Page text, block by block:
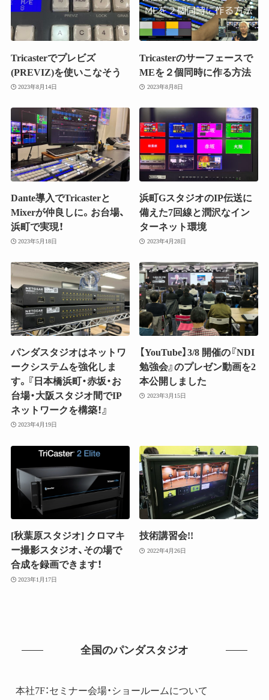
Tricasterでプレビズ
(PREVIZ)を使いこなそう
2023年8月14日
Tricasterのサーフェースで
MEを２個同時に作る方法
2023年8月8日
Dante導入でTricasterと
Mixerが仲良しに。お台場、
浜町で実現！
2023年5月18日
浜町GスタジオのIP伝送に
備えた7回線と潤沢なイン
ターネット環境
2023年4月28日
パンダスタジオはネットワ
ークシステムを強化しま
す。『日本橋浜町・赤坂・お
台場・大阪スタジオ間でIP
ネットワークを構築！』
2023年4月19日
【YouTube】3/8 開催の『NDI
勉強会』のプレゼン動画を2
本公開しました
2023年3月15日
[秋葉原スタジオ] クロマキ
ー撮影スタジオ、その場で
合成を録画できます！
2023年1月17日
技術講習会!!
2022年4月26日
全国のパンダスタジオ
本社7F：セミナー会場・ショールームについて